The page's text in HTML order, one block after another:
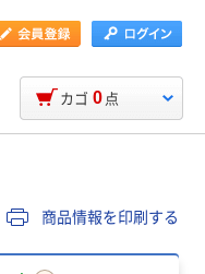
カゴ 0 点
商品情報を印刷する